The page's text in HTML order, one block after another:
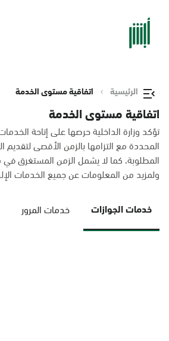
الرئيسية اتفاقية مستوى الخدمة
اتفاقية مستوى الخدمة
تؤكد وزارة الداخلية حرصها على إتاحة
المحددة مع التزامها بالزمن الأقصى
المطلوبة، كما لا يشمل الزمن المستغرق
ولمزيد من المعلومات عن جميع الخدمات
خدمات الجوازات خدمات المرور